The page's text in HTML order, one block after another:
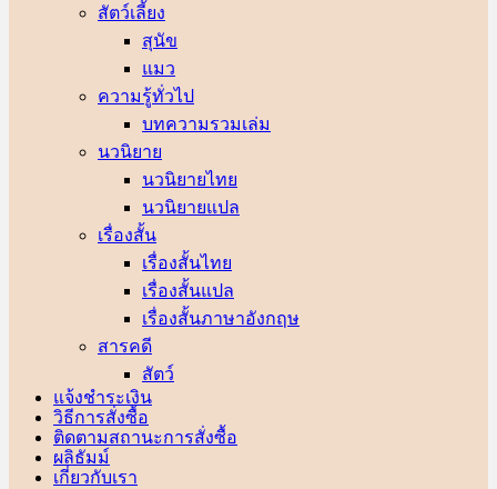
สัตว์เลี้ยง
สุนัข
แมว
ความรู้ทั่วไป
บทความรวมเล่ม
นวนิยาย
นวนิยายไทย
นวนิยายแปล
เรื่องสั้น
เรื่องสั้นไทย
เรื่องสั้นแปล
เรื่องสั้นภาษาอังกฤษ
สารคดี
สัตว์
แจ้งชำระเงิน
วิธีการสั่งซื้อ
ติดตามสถานะการสั่งซื้อ
ผลิธัมม์
เกี่ยวกับเรา